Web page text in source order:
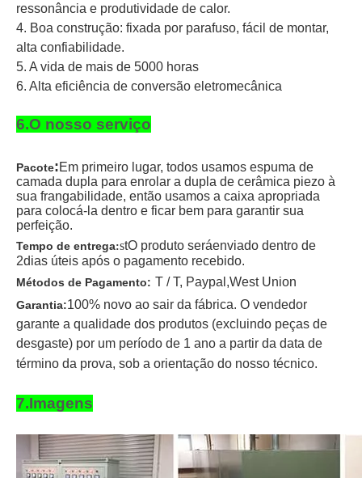
ressonância e produtividade de calor.
4. Boa construção: fixada por parafuso, fácil de montar,
alta confiabilidade.
5. A vida de mais de 5000 horas
6. Alta eficiência de conversão eletromecânica
6.O nosso serviço
Pacote:Em primeiro lugar, todos usamos espuma de
camada dupla para enrolar a dupla de cerâmica piezo à
sua frangabilidade, então usamos a caixa apropriada
para colocá-la dentro e ficar bem para garantir sua
perfeição.
Tempo de entrega:stO produto seráenviado dentro de
2dias úteis após o pagamento recebido.
Métodos de Pagamento: T / T, Paypal,West Union
Garantia:100% novo ao sair da fábrica. O vendedor
garante a qualidade dos produtos (excluindo peças de
desgaste) por um período de 1 ano a partir da data de
término da prova, sob a orientação do nosso técnico.
7.Imagens